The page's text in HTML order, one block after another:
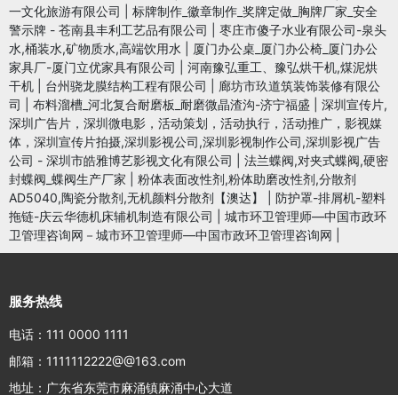
一文化旅游有限公司
标牌制作_徽章制作_奖牌定做_胸牌厂家_安全
警示牌 - 苍南县丰利工艺品有限公司
枣庄市傻子水业有限公司-泉头
水,桶装水,矿物质水,高端饮用水
厦门办公桌_厦门办公椅_厦门办公
家具厂-厦门立优家具有限公司
河南豫弘重工、豫弘烘干机,煤泥烘
干机
台州骁龙膜结构工程有限公司
廊坊市玖道筑装饰装修有限公
司
布料溜槽_河北复合耐磨板_耐磨微晶渣沟-济宁福盛
深圳宣传片,
深圳广告片，深圳微电影，活动策划，活动执行，活动推广，影视媒
体，深圳宣传片拍摄,深圳影视公司,深圳影视制作公司,深圳影视广告
公司 - 深圳市皓雅博艺影视文化有限公司
法兰蝶阀,对夹式蝶阀,硬密
封蝶阀_蝶阀生产厂家
粉体表面改性剂,粉体助磨改性剂,分散剂
AD5040,陶瓷分散剂,无机颜料分散剂【澳达】
防护罩-排屑机-塑料
拖链-庆云华德机床辅机制造有限公司
城市环卫管理师—中国市政环
卫管理咨询网－城市环卫管理师—中国市政环卫管理咨询网
服务热线
电话：111 0000 1111
邮箱：1111112222@@163.com
地址：广东省东莞市麻涌镇麻涌中心大道